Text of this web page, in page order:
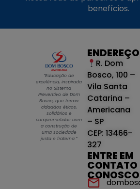
benefícios.
“Educação de
excelência, inspirada
no Sistema
Preventivo de Dom
Bosco, que forma
cidadãos éticos,
solidários e
comprometidos com
a construção de
uma sociedade
justa e fraterna.”
ENDEREÇO
R. Dom
Bosco, 100 –
Vila Santa
Catarina –
Americana
– SP
CEP: 13466-
327
ENTRE EM
CONTATO
CONOSCO